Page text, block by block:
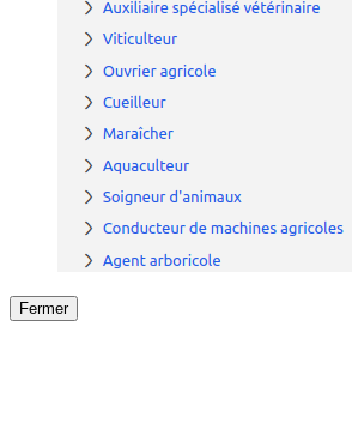
Fermer